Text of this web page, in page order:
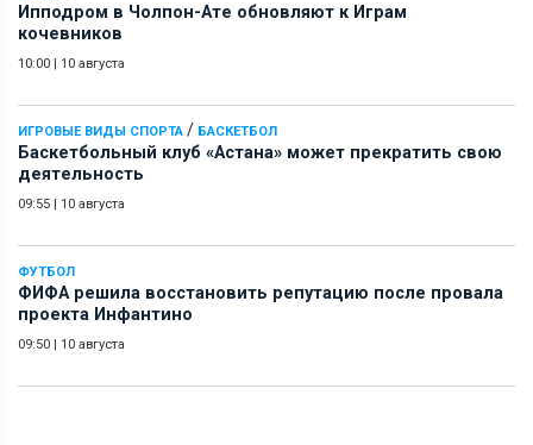
Ипподром в Чолпон-Ате обновляют к Играм
кочевников
10:00 | 10 августа
ИГРОВЫЕ ВИДЫ СПОРТА / БАСКЕТБОЛ
Баскетбольный клуб «Астана» может прекратить свою
деятельность
09:55 | 10 августа
ФУТБОЛ
ФИФА решила восстановить репутацию после провала
проекта Инфантино
09:50 | 10 августа